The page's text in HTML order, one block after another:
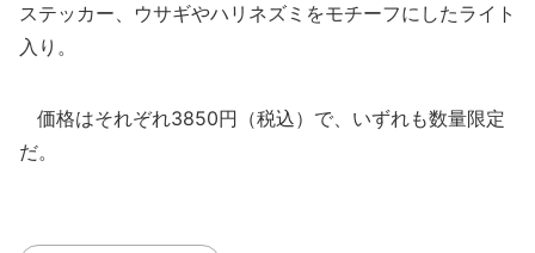
ステッカー、ウサギやハリネズミをモチーフにしたライト
入り。
価格はそれぞれ3850円（税込）で、いずれも数量限定
だ。